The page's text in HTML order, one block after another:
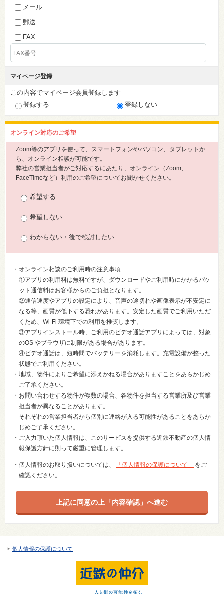
メール
郵送
FAX
マイページ登録
この内容でマイページ会員登録します
登録する
登録しない
オンライン対応のご希望
Zoom等のアプリを使って、スマートフォンやパソコン、タブレットか
ら、オンライン相談が可能です。
弊社の営業担当者がご対応するにあたり、オンライン（Zoom、
FaceTimeなど）利用のご希望についてお聞かせください。
希望する
希望しない
わからない・後で検討したい
・オンライン相談のご利用時の注意事項
①アプリの利用料は無料ですが、ダウンロードやご利用時にかかるパケ
ット通信料はお客様からのご負担となります。
②通信速度やアプリの設定により、音声の途切れや画像表示が不安定に
なる等、画質が低下する恐れがあります。安定した画質でご利用いただ
くため、Wi-Fi 環境下での利用を推奨します。
③アプリインストール時、ご利用のビデオ通話アプリによっては、対象
のOS やブラウザに制限がある場合があります。
④ビデオ通話は、短時間でバッテリーを消耗します。充電設備が整った
状態でご利用ください。
・地域、物件によりご希望に添えかねる場合がありますことをあらかじめ
ご了承ください。
・お問い合わせする物件が複数の場合、各物件を担当する営業所及び営業
担当者が異なることがあります。
それぞれの営業担当者から個別に連絡が入る可能性があることをあらか
じめご了承ください。
・ご入力頂いた個人情報は、このサービスを提供する近鉄不動産の個人情
報保護方針に則って厳重に管理します。
・個人情報のお取り扱いについては、 「個人情報の保護について」
をご
確認ください。
個人情報の保護について